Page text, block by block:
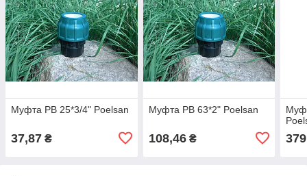
Муфта РВ 25*3/4" Poelsan
37,87 ₴
Муфта РВ 63*2" Poelsan
108,46₴